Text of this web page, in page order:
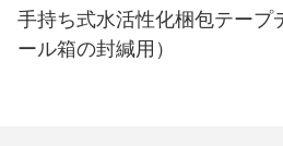
手持ち式水活性化梱包テープ
ール箱の封緘用）